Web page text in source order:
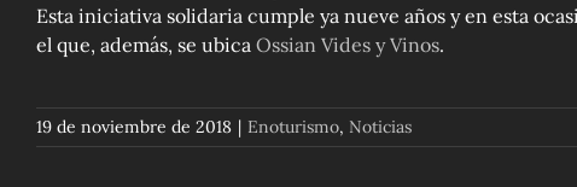
Esta iniciativa solidaria cumple ya nueve años y en esta
el que, además, se ubica Ossian Vides y Vinos.
19 de noviembre de 2018 | Enoturismo, Noticias